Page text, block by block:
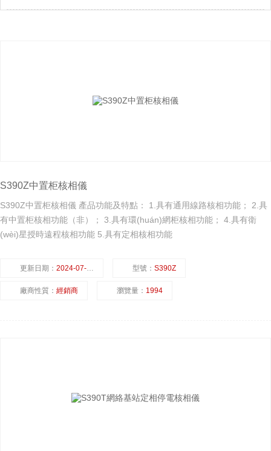
S390Z中置柜核相儀
S390Z中置柜核相儀 產品功能及特點： 1.具有通用線路核相功能； 2.具
有中置柜核相功能（非）； 3.具有環(huán)網柜核相功能； 4.具有衛
(wèi)星授時遠程核相功能 5.具有定相核相功能
更新日期： 2024-07-23 型號： S390Z
廠商性質： 經銷商 瀏覽量： 1994